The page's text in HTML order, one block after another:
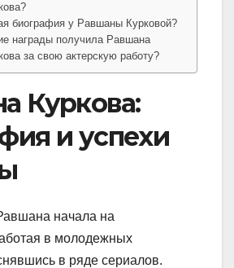
биография у Равшаны Курковой?
награды получила Равшана
за свою актерскую работу?
Куркова:
и успехи
начала на
в молодежных
в ряде сериалов.